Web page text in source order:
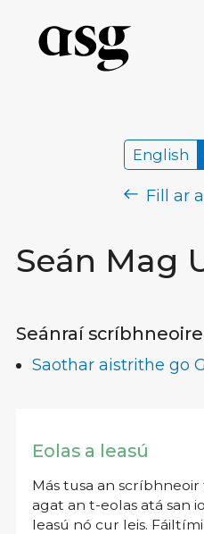
Seán Mag
English
Fill ar
Seánraí
Saothar aistrithe go
Eolas a leasú
Más tusa an
agat an t-eolas atá san
leasú nó cur leis.